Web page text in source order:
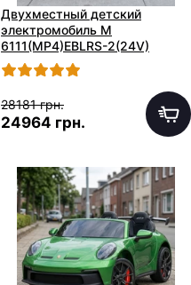
Двухместный детский
электромобиль M
6111(MP4)EBLRS-2(24V)
черный в автопокраске с
планшетом
28181 грн.
24964 грн.